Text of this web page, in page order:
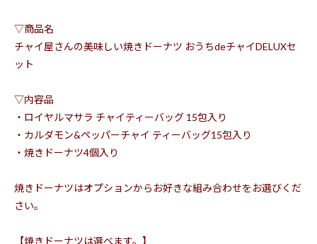
▽商品名
チャイ屋さんの美味しい焼きドーナツ おうちdeチャイDELUXセ
ット
▽内容品
・ロイヤルマサラ チャイティーバッグ 15包入り
・カルダモン&ペッパーチャイ ティーバッグ15包入り
・焼きドーナツ4個入り
焼きドーナツはオプションからお好きな組み合わせをお選びくだ
さい。
【焼きドーナツは選べます。】